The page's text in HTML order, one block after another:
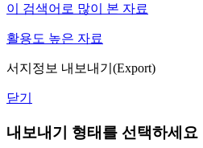
이 검색어로 많이 본 자료
활용도 높은 자료
서지정보 내보내기(Export)
닫기
내보내기 형태를 선택하세요